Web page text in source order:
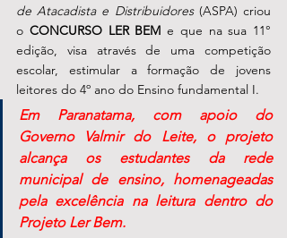
de Atacadista e Distribuidores (ASPA) criou
o CONCURSO LER BEM e que na sua 11°
edição, visa através de uma competição
escolar, estimular a formação de jovens
leitores do 4º ano do Ensino fundamental I.
Em Paranatama, com apoio do
Governo Valmir do Leite, o projeto
alcança os estudantes da rede
municipal de ensino, homenageadas
pela excelência na leitura dentro do
Projeto Ler Bem.